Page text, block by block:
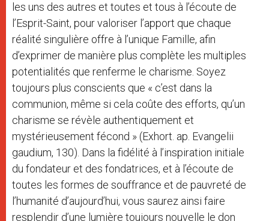
les uns des autres et toutes et tous à l’écoute de
l’Esprit-Saint, pour valoriser l’apport que chaque
réalité singulière offre à l’unique Famille, afin
d’exprimer de manière plus complète les multiples
potentialités que renferme le charisme. Soyez
toujours plus conscients que « c’est dans la
communion, même si cela coûte des efforts, qu’un
charisme se révèle authentiquement et
mystérieusement fécond » (Exhort. ap. Evangelii
gaudium, 130). Dans la fidélité à l’inspiration initiale
du fondateur et des fondatrices, et à l’écoute de
toutes les formes de souffrance et de pauvreté de
l’humanité d’aujourd’hui, vous saurez ainsi faire
resplendir d’une lumière toujours nouvelle le don